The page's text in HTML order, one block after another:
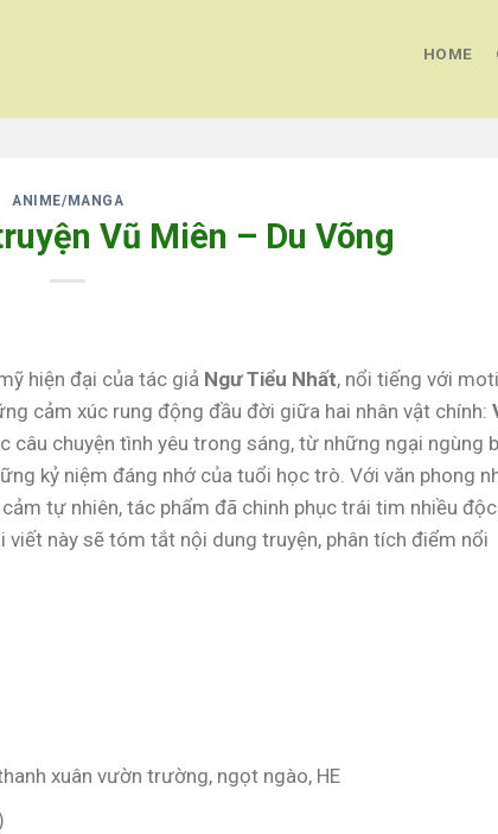
HOME
ANIME/MANGA
Vũ Miên – Du Võng
hiện đại của tác giả Ngư Tiểu Nhất, nổi tiếng với
cảm xúc rung động đầu đời giữa hai nhân vật chính:
câu chuyện tình yêu trong sáng, từ những ngại ngùng
kỷ niệm đáng nhớ của tuổi học trò. Với văn phong
tự nhiên, tác phẩm đã chinh phục trái tim nhiều độc
viết này sẽ tóm tắt nội dung truyện, phân tích điểm nổi
xuân vườn trường, ngọt ngào, HE